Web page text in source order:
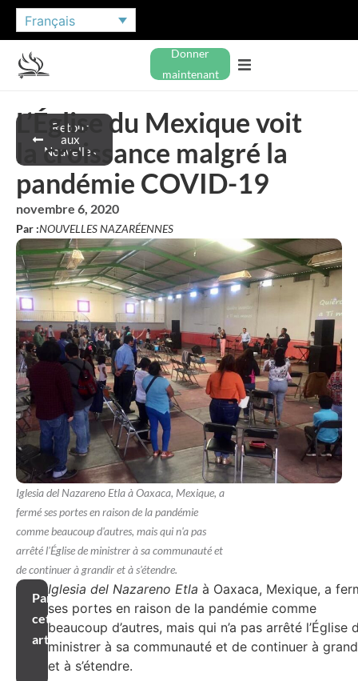
Français
Donner
maintenant
Retour
aux
Nouvelles
L’Église du Mexique voit
la croissance malgré la
pandémie COVID-19
novembre 6, 2020
Par :NOUVELLES NAZARÉENNES
Iglesia del Nazareno Etla à Oaxaca, Mexique, a
fermé ses portes en raison de la pandémie
comme beaucoup d'autres, mais qui n'a pas
arrêté l'Église de ministrer à sa communauté et
de continuer à grandir et à s'étendre.
Partager
cet
article
Iglesia del Nazareno Etla à Oaxaca, Mexique, a
ses portes en raison de la pandémie comme
beaucoup d’autres, mais qui n’a pas arrêté l’Église
ministrer à sa communauté et de continuer à
et à s’étendre.